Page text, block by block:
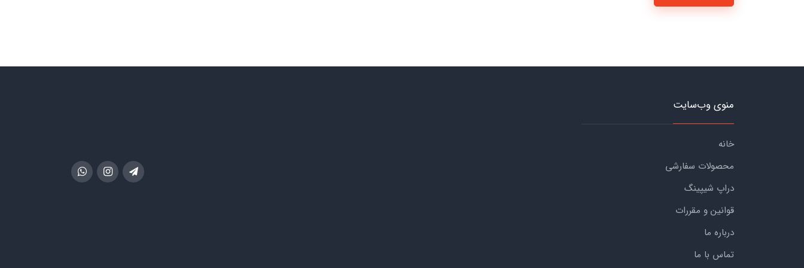
منوی وب‌سایت
خانه
محصولات سفارشی
دراپ شیپینگ
قوانین و مقررات
درباره ما
تماس با ما